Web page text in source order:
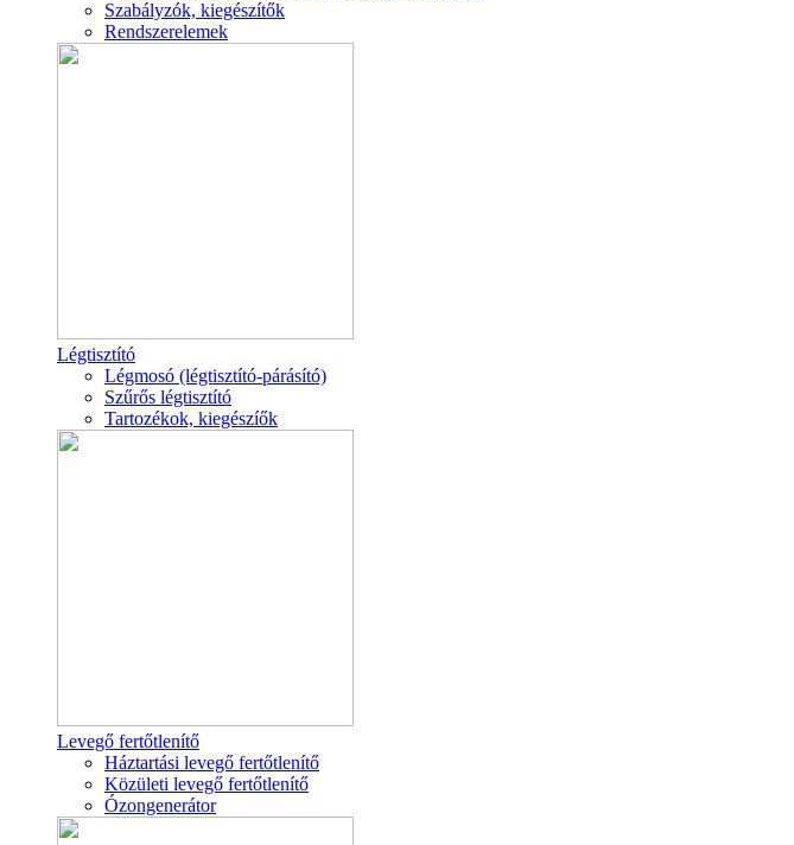
Szabályzók, kiegészítők
Rendszerelemek
Légtisztító
Légmosó (légtisztító-párásító)
Szűrős légtisztító
Tartozékok, kiegészíők
Levegő fertőtlenítő
Háztartási levegő fertőtlenítő
Közületi levegő fertőtlenítő
Ózongenerátor